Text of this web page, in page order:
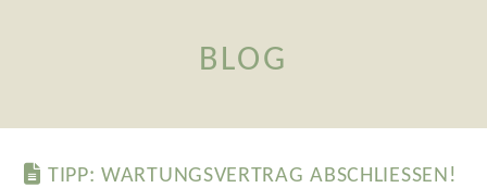
BLOG
TIPP: WARTUNGSVERTRAG ABSCHLIESSEN!